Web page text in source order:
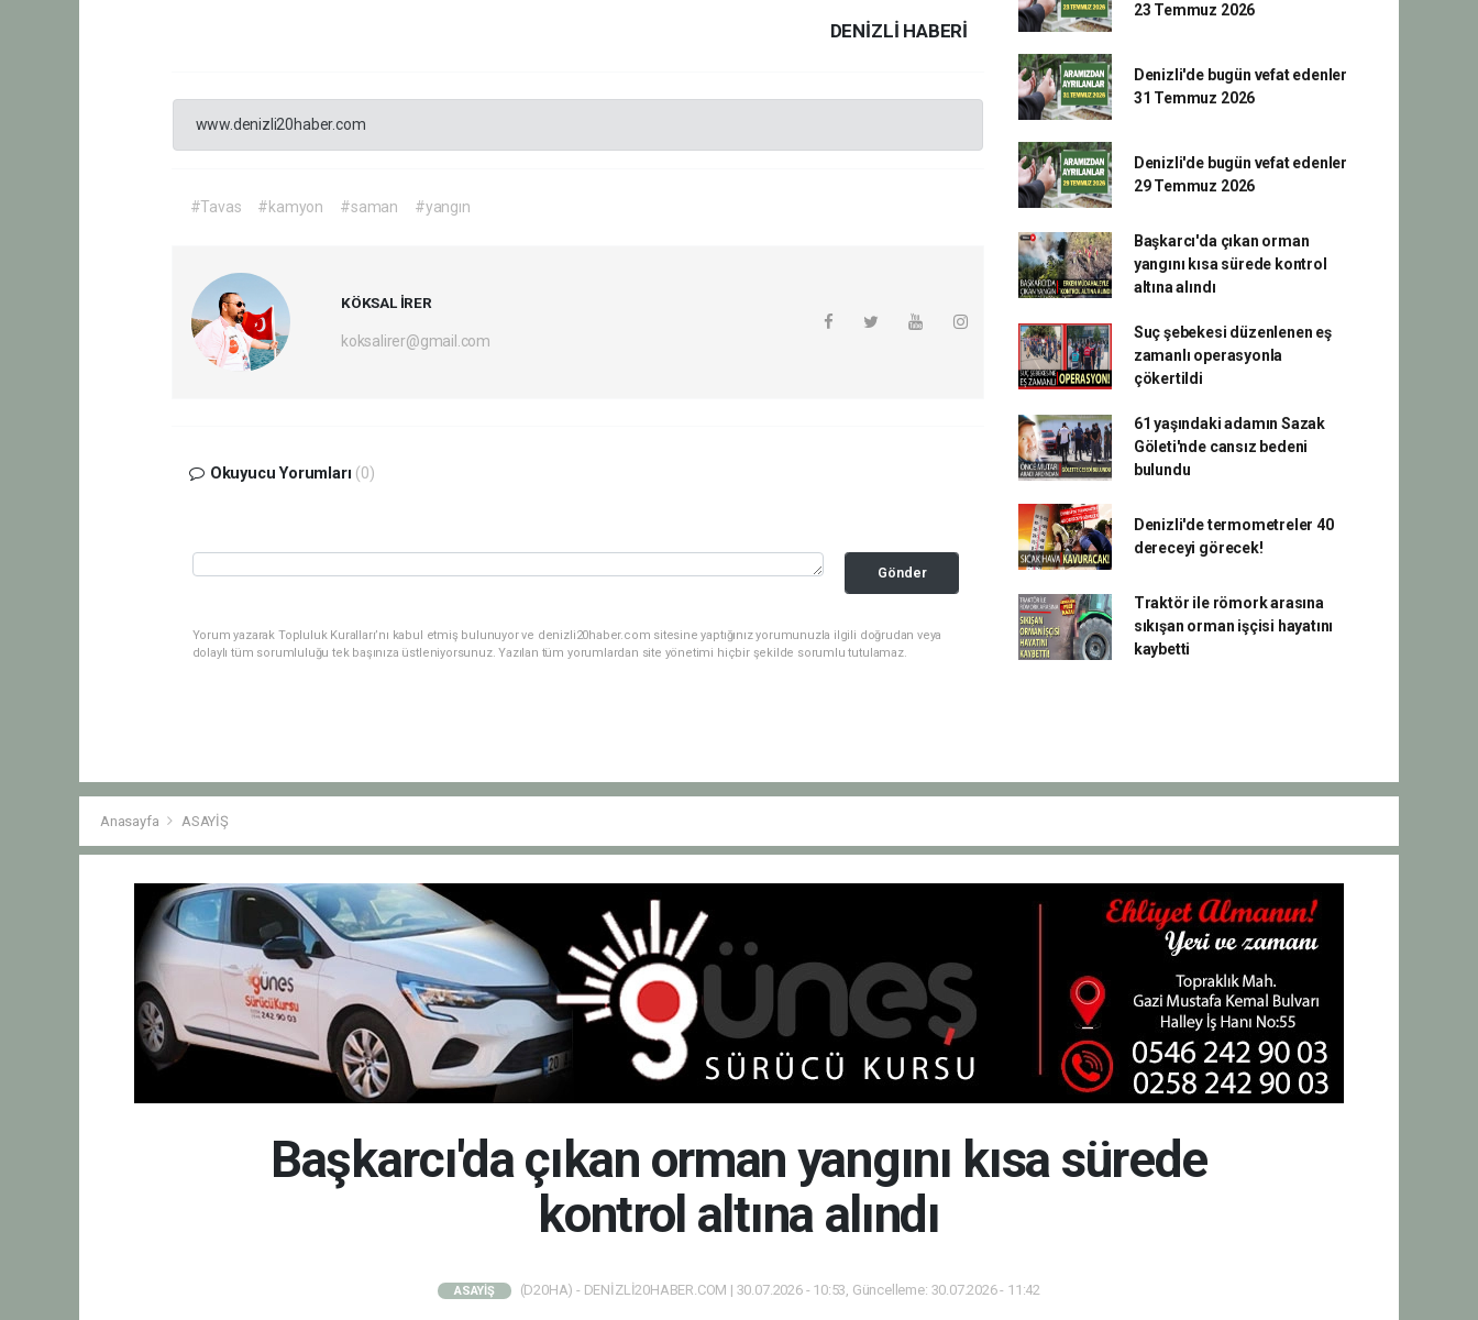
DENIZLI HABERİ
www.denizli20haber.com
#Tavas #kamyon #saman #yangın
KÖKSAL İRER
koksalirer@gmail.com
Okuyucu Yorumları (0)
Gönder
Yorum yazarak Topluluk Kuralları’nı kabul etmiş bulunuyor ve denizli20haber.com sitesine yaptığınız yorumunuzla ilgili doğrudan veya
dolaylı tüm sorumluluğu tek başınıza üstleniyorsunuz. Yazılan tüm yorumlardan site yönetimi hiçbir şekilde sorumlu tutulamaz.
23 Temmuz 2026
Denizli'de bugün vefat edenler
31 Temmuz 2026
Denizli'de bugün vefat edenler
29 Temmuz 2026
Başkarcı'da çıkan orman
yangını kısa sürede kontrol
altına alındı
Suç şebekesi düzenlenen eş
zamanlı operasyonla
çökertildi
61 yaşındaki adamın Sazak
Göleti'nde cansız bedeni
bulundu
Denizli'de termometreler 40
dereceyi görecek!
Traktör ile römork arasına
sıkışan orman işçisi hayatını
kaybetti
Anasayfa ASAYİŞ
Başkarcı'da çıkan orman yangını kısa sürede
kontrol altına alındı
ASAYİŞ (D20HA) - DENİZLİ20HABER.COM | 30.07.2026 - 10:53, Güncelleme: 30.07.2026 - 11:42